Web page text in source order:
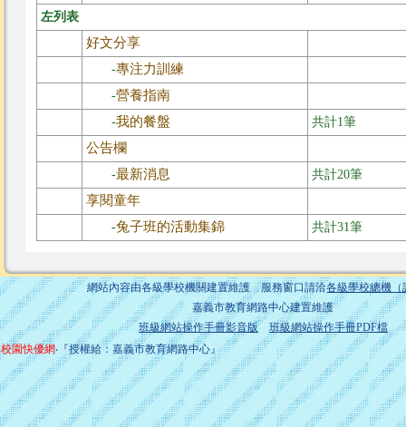
左列表
好文分享
-專注力訓練
-營養指南
-我的餐盤 共計1筆
公告欄
-最新消息 共計20筆
享閱童年
-兔子班的活動集錦 共計31筆
網站內容由各級學校機關建置維護 服務窗口請洽各級學校總機（
嘉義市教育網路中心建置維護
班級網站操作手冊影音版
班級網站操作手冊PDF檔
校園快優網‧『授權給：嘉義市教育網路中心』